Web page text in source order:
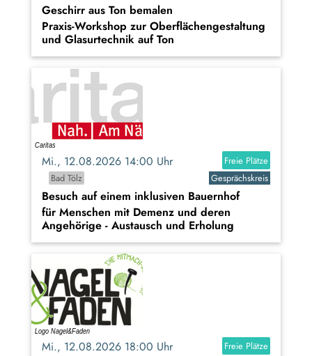
Geschirr aus Ton bemalen
Praxis-Workshop zur Oberflächengestaltung
und Glasurtechnik auf Ton
Mi., 12.08.2026 14:00 Uhr
Freie Plätze
Bad Tölz
Gesprächskreis
Besuch auf einem inklusiven Bauernhof
für Menschen mit Demenz und deren
Angehörige - Austausch und Erholung
Mi., 12.08.2026 18:00 Uhr
Freie Plätze